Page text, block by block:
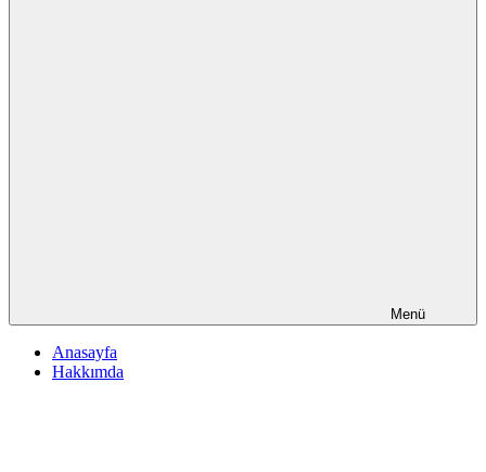
Menü
Anasayfa
Hakkımda